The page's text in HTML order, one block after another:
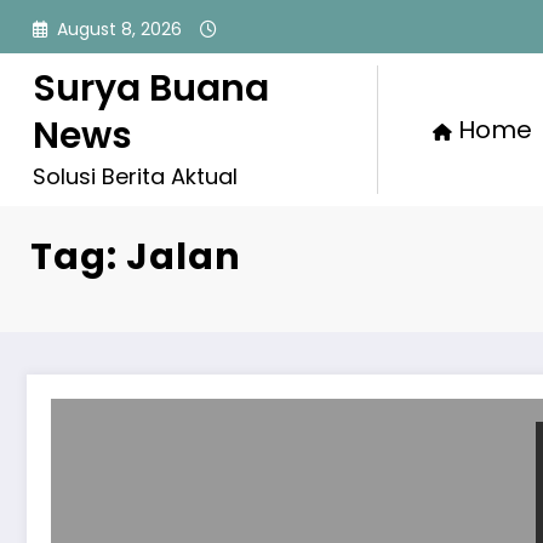
Skip
content
August 8, 2026
Surya Buana
News
Solusi Berita Aktual
Home
Tag: Jalan